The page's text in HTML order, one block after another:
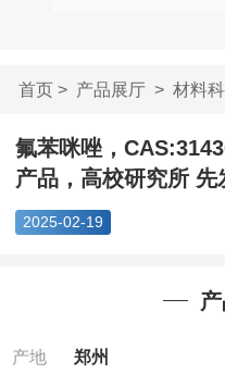
首页> 产品展厅> 材料
6，常...
氟苯咪唑，
产品，高校研究所 先
2025-02-19
产地 郑州